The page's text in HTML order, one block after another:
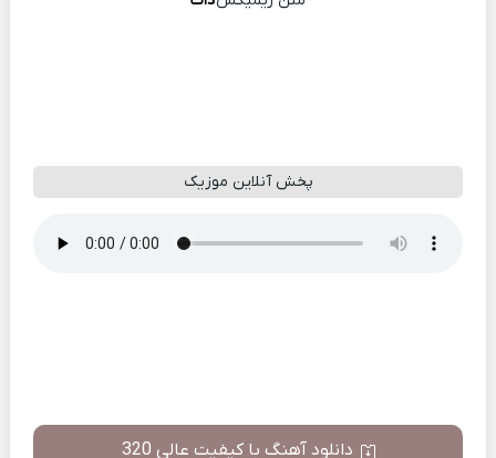
پخش آنلاین موزیک
دانلود آهنگ با کیفیت عالی 320